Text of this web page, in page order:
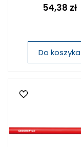
54,38 zł
Do koszyka